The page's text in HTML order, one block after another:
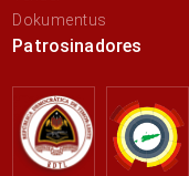
Dokumentus
Patrosinadores